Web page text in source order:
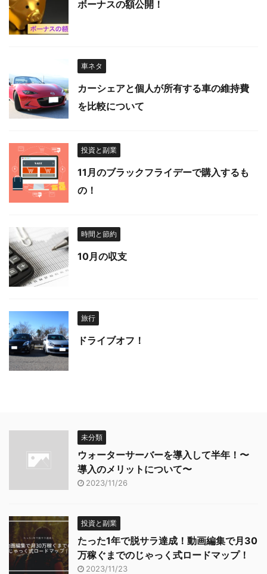
ボーナスの額公開！
車ネタ
カーシェアと個人が所有する車の維持費
を比較について
投資と副業
11月のブラックフライデーで購入するも
の！
時間と節約
10月の収支
旅行
ドライブオフ！
未分類
ウォーターサーバーを導入して半年！〜
導入のメリットについて〜
2023/11/26
投資と副業
たった1年で脱サラ達成！動画編集で月30
万稼ぐまでのじゃっく式ロードマップ！
2023/11/23